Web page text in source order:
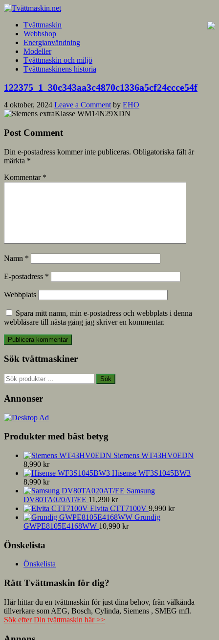
Tvättmaskin
Webbshop
Energianvändning
Modeller
Tvättmaskin och miljö
Tvättmaskinens historia
122375_1_30c343aa3c4870c1336a5cf24ccce54f
4 oktober, 2024 Leave a Comment by EHO
Post Comment
Din e-postadress kommer inte publiceras. Obligatoriska fält är
märkta *
Kommentar *
Namn *
E-postadress *
Webbplats
Spara mitt namn, min e-postadress och webbplats i denna
webbläsare till nästa gång jag skriver en kommentar.
Sök tvättmaskiner
Sök
efter:
Sök
Annonser
Produkter med bäst betyg
Siemens WT43HV0EDN
8,990 kr
Hisense WF3S1045BW3
8,990 kr
Samsung
DV80TA020AT/EE 11,290 kr
Elvita CTT7100V 9,990 kr
Grundig
GWPE8105E4168WW 10,990 kr
Önskelista
Önskelista
Rätt Tvättmaskin för dig?
Här hittar du en tvättmaskin för just dina behov, från välkända
tillverkare som AEG, Bosch, Cylinda, Siemens , SMEG mfl.
Sök efter Din tvättmaskin här >>